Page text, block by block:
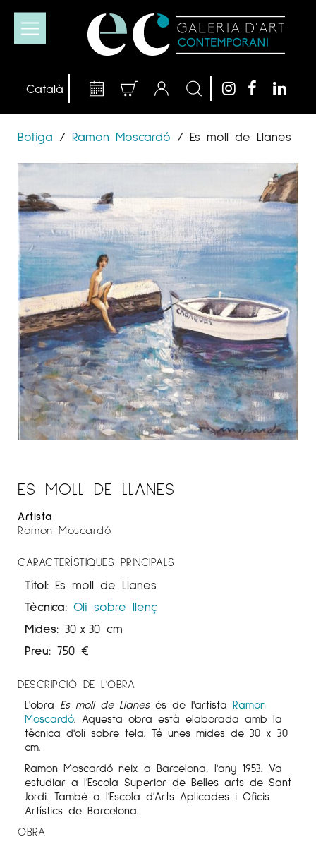
Botiga / Ramon Moscardó / Es moll de Llanes
ES MOLL DE LLANES
Artista
Ramon Moscardó
CARACTERÍSTIQUES PRINCIPALS
Títol: Es moll de Llanes
Tècnica: Oli sobre llenç
Mides: 30 x 30 cm
Preu: 750 €
DESCRIPCIÓ DE L'OBRA
L'obra Es moll de Llanesés de l'artista Ramon
Moscardó. Aquesta obra està elaborada amb la
tècnica d'oli sobre tela. Té unes mides de 30 x 30
cm.
Ramon Moscardó neix a Barcelona, l'any 1953. Va
estudiar a l'Escola Superior de Belles arts de Sant
Jordi. També a l'Escola d'Arts Aplicades i Oficis
Artístics de Barcelona.
OBRA